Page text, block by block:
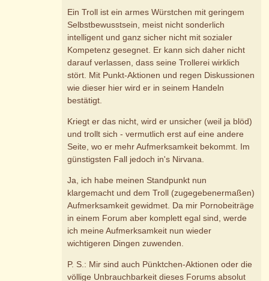
Ein Troll ist ein armes Würstchen mit geringem
Selbstbewusstsein, meist nicht sonderlich
intelligent und ganz sicher nicht mit sozialer
Kompetenz gesegnet. Er kann sich daher nicht
darauf verlassen, dass seine Trollerei wirklich
stört. Mit Punkt-Aktionen und regen Diskussionen
wie dieser hier wird er in seinem Handeln
bestätigt.
Kriegt er das nicht, wird er unsicher (weil ja blöd)
und trollt sich - vermutlich erst auf eine andere
Seite, wo er mehr Aufmerksamkeit bekommt. Im
günstigsten Fall jedoch in's Nirvana.
Ja, ich habe meinen Standpunkt nun
klargemacht und dem Troll (zugegebenermaßen)
Aufmerksamkeit gewidmet. Da mir Pornobeiträge
in einem Forum aber komplett egal sind, werde
ich meine Aufmerksamkeit nun wieder
wichtigeren Dingen zuwenden.
P. S.: Mir sind auch Pünktchen-Aktionen oder die
völlige Unbrauchbarkeit dieses Forums absolut